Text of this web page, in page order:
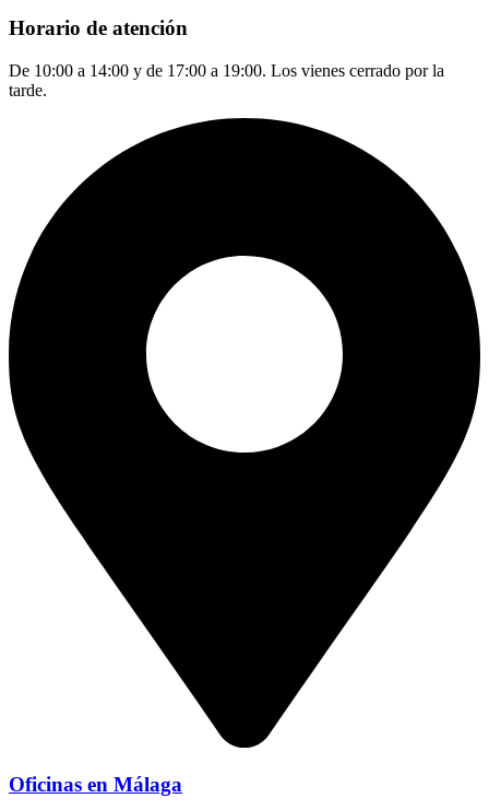
Horario de atención
De 10:00 a 14:00 y de 17:00 a 19:00. Los vienes cerrado por la
tarde.
Oficinas en Málaga